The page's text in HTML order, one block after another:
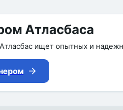
Атласбаса
ищет опытных и